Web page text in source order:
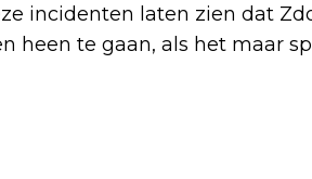
incidenten laten zien dat
heen te gaan, als het maar